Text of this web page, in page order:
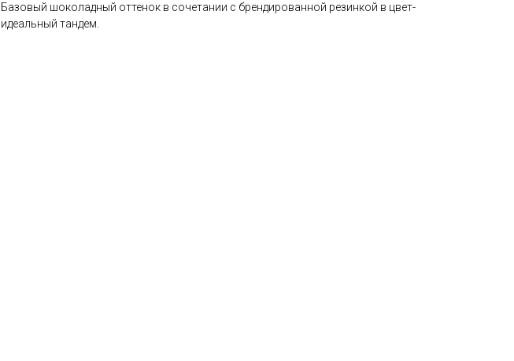
Базовый шоколадный оттенок в сочетании с брендированной резинкой в цвет-
идеальный тандем.